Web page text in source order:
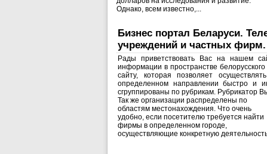
Однако, всем известно,...
Бизнес портал Беларуси.
учреждений и частных фирм.
Рады приветствовать Вас на нашем
информации в пространстве
сайту, которая позволяет
определенном направлении быстро и
сгруппированы по рубрикам. Рубрикатор
Так же организации распределены по
областям местонахождения. Что очень
удобно, если посетителю требуется найти
фирмы в определенном городе,
осуществляющие конкретную